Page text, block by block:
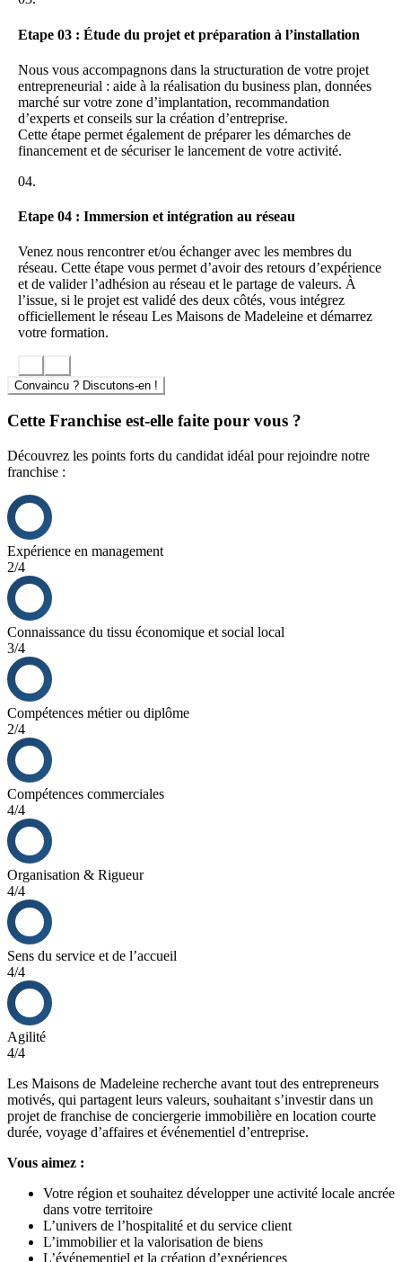
6. Un réseau à taille humaine et collaboratif
un esprit de réseau basé sur l’entraide, la proximité et le partage
d’expérience.
AVANTAGES FINANCIERS A REJOINDRE LE RESEAU
LES MAISONS DE MADELEINE :
La mutualisation des dépenses, des outils et des ressources
nécessaires au développement de l’activité, permet au franchisé de
bénéficier dès le départ de solutions déjà structurées et négociées, ce
qui permet de réduire les coûts de lancement et d’accélérer la mise
en activité.
Un retour sur investissement rapide
Le modèle économique est conçu pour permettre un retour sur
développement du portefeuille de biens et de l’implication du
capacité à développer son parc immobilier.
Etape 03 : Étude du projet et préparation à l’installation
Nous vous accompagnons dans la structuration de votre projet
entrepreneurial : aide à la réalisation du business plan, données
marché sur votre zone d’implantation, recommandation
d’experts et conseils sur la création d’entreprise.
Cette étape permet également de préparer les démarches de
financement et de sécuriser le lancement de votre activité.
04.
Etape 04 : Immersion et intégration au réseau
Venez nous rencontrer et/ou échanger avec les membres du
réseau. Cette étape vous permet d’avoir des retours d’expérience
et de valider l’adhésion au réseau et le partage de valeurs. À
l’issue, si le projet est validé des deux côtés, vous intégrez
officiellement le réseau Les Maisons de Madeleine et démarrez
votre formation.
Convaincu ? Discutons-en !
Cette Franchise est-elle faite pour vous ?
Découvrez les points forts du candidat idéal pour rejoindre notre
franchise :
Expérience en management
2/4
Connaissance du tissu économique et social local
3/4
Compétences métier ou diplôme
2/4
Compétences commerciales
4/4
Organisation & Rigueur
4/4
Sens du service et de l’accueil
4/4
Agilité
4/4
Les Maisons de Madeleine recherche avant tout des entrepreneurs
motivés, qui partagent leurs valeurs, souhaitant s’investir dans un
projet de franchise de conciergerie immobilière en location courte
durée, voyage d’affaires et événementiel d’entreprise.
Vous aimez :
Votre région et souhaitez développer une activité locale ancrée
dans votre territoire
L’univers de l’hospitalité et du service client
L’immobilier et la valorisation de biens
L’événementiel et la création d’expériences